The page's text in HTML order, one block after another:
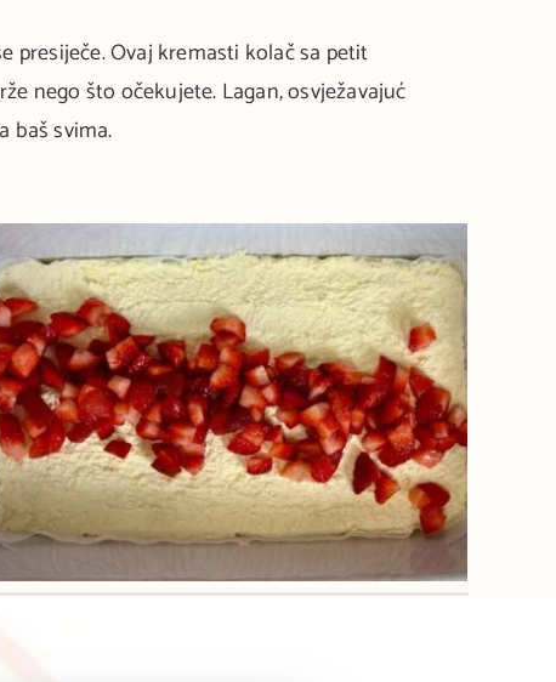
presiječe. Ovaj kremasti kolač sa petit
nego što očekujete. Lagan, osvježavajuć
baš svima.